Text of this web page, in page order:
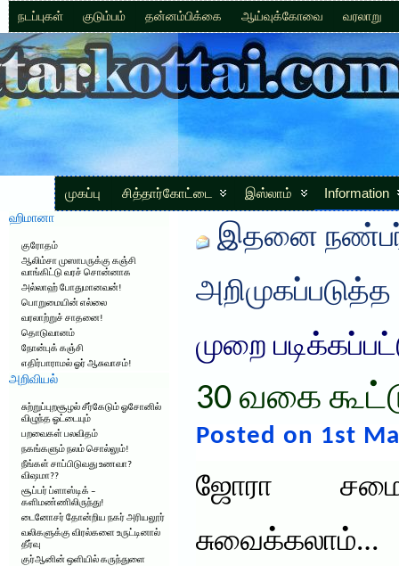
நடப்புகள் குடும்பம் தன்னம்பிக்கை ஆய்வுக்கோவை வரலாறு
முகப்பு சித்தார்கோட்டை இஸ்லாம் Information
ஹிமானா
குரோதம்
ஆலிம்சா முஸாபருக்கு கஞ்சி
வாங்கிட்டு வரச் சொன்னாக
அல்லாஹ் போதுமானவன்!
பொறுமையின் எல்லை
வரலாற்றுச் சாதனை!
தொடுவானம்
நோன்புக் கஞ்சி
எதிர்பாராமல் ஓர் ஆசுவாசம்!
அறிவியல்
சுற்றுப்புறசூழல் சீர்கேடும் ஓசோனில்
விழுந்த ஓட்டையும்
பறவைகள் பலவிதம்
நகங்களும் நலம் சொல்லும்!
நீங்கள் சாப்பிடுவது உணவா?
விஷமா??
சூப்பர் ப்ளாஸ்டிக் –
களிமண்ணிலிருந்து!
டைனோசர் தோன்றிய நகர் அரியலூர்
வலிகளுக்கு விரல்களை உருட்டினால்
தீர்வு
குர்ஆனின் ஒளியில் கருந்துளை
இதனை
அறிமுகப்படுத்த
முறை
30 வகை
Posted on 1st
ஜோரா
சுவைக்கலாம்…